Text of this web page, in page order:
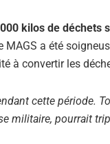
kilos de déchets
a été
à convertir les
cette période.
militaire, pourrait